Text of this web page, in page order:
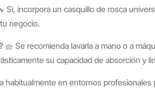
Sí, incorpora un casquillo de rosca
negocio.
🧺 Se recomienda lavarla a mano o a
su capacidad de absorción y
habitualmente en entornos